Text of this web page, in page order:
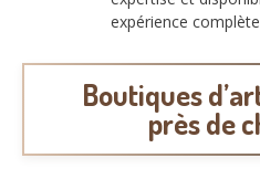
expérience
Boutiques
près de